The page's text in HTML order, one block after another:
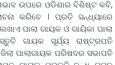
ଉପରେ ଓଡିଶାର ବିଶିଷ୍ଟ କବି,
କରିବେ । ପ୍ରତି ସନ୍ଧ୍ୟାରେ
ପାଲା ଗାୟକ ଓ ଗାୟିକା ପାଲା
ଗାୟକ ସୂର୍ଯ୍ୟ ରାଷ୍ଟ୍ରପତି
ପାଲାଗାୟକ ପରିଷଦର ସଭାପତି